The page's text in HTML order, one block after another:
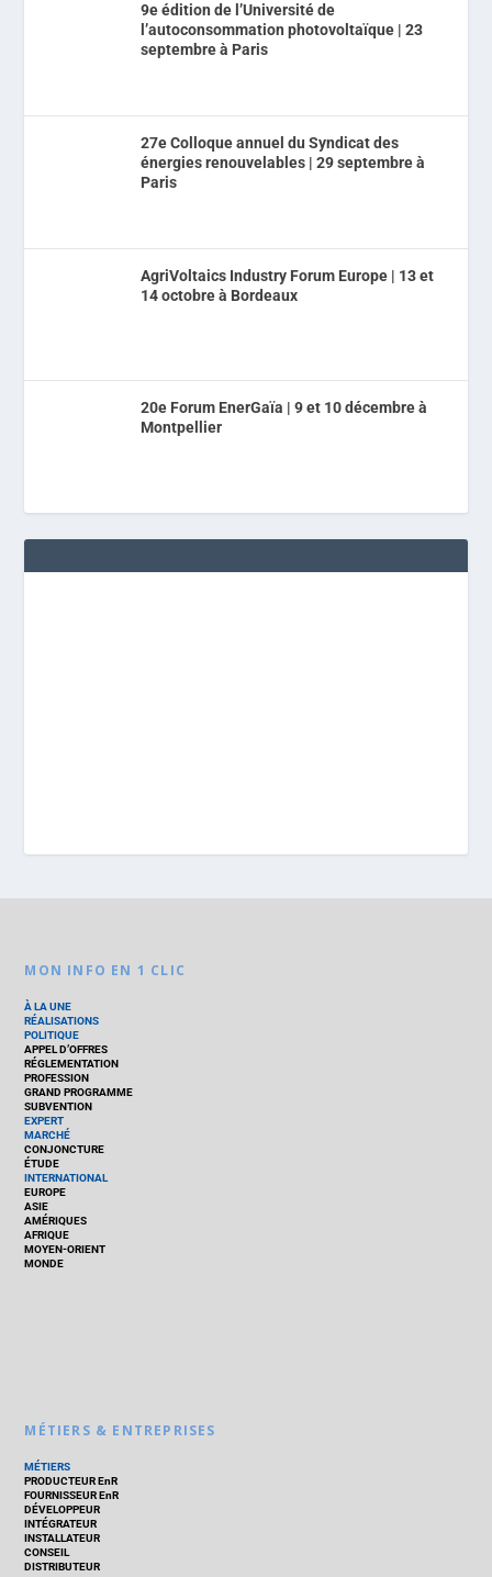
9e édition de l’Université de
l’autoconsommation photovoltaïque | 23
septembre à Paris
27e Colloque annuel du Syndicat des
énergies renouvelables | 29 septembre à
Paris
AgriVoltaics Industry Forum Europe | 13 et
14 octobre à Bordeaux
20e Forum EnerGaïa | 9 et 10 décembre à
Montpellier
MON INFO EN 1 CLIC
À LA UNE
RÉALISATIONS
POLITIQUE
APPEL D’OFFRES
RÉGLEMENTATION
PROFESSION
GRAND PROGRAMME
SUBVENTION
EXPERT
MARCHÉ
CONJONCTURE
ÉTUDE
INTERNATIONAL
EUROPE
ASIE
AMÉRIQUES
AFRIQUE
MOYEN-ORIENT
MONDE
MÉTIERS & ENTREPRISES
MÉTIERS
PRODUCTEUR EnR
FOURNISSEUR EnR
DÉVELOPPEUR
INTÉGRATEUR
INSTALLATEUR
CONSEIL
DISTRIBUTEUR